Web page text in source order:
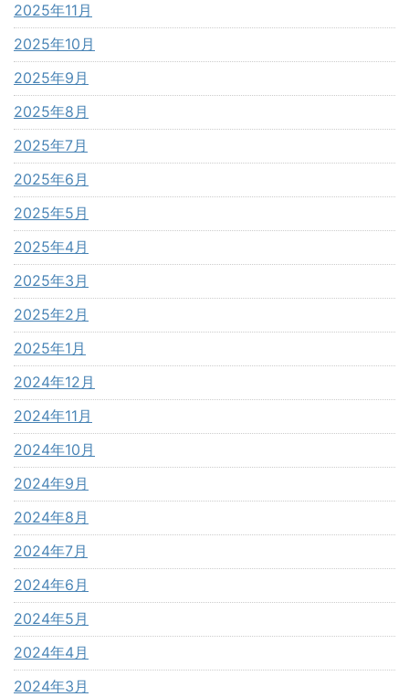
2025年11月
2025年10月
2025年9月
2025年8月
2025年7月
2025年6月
2025年5月
2025年4月
2025年3月
2025年2月
2025年1月
2024年12月
2024年11月
2024年10月
2024年9月
2024年8月
2024年7月
2024年6月
2024年5月
2024年4月
2024年3月